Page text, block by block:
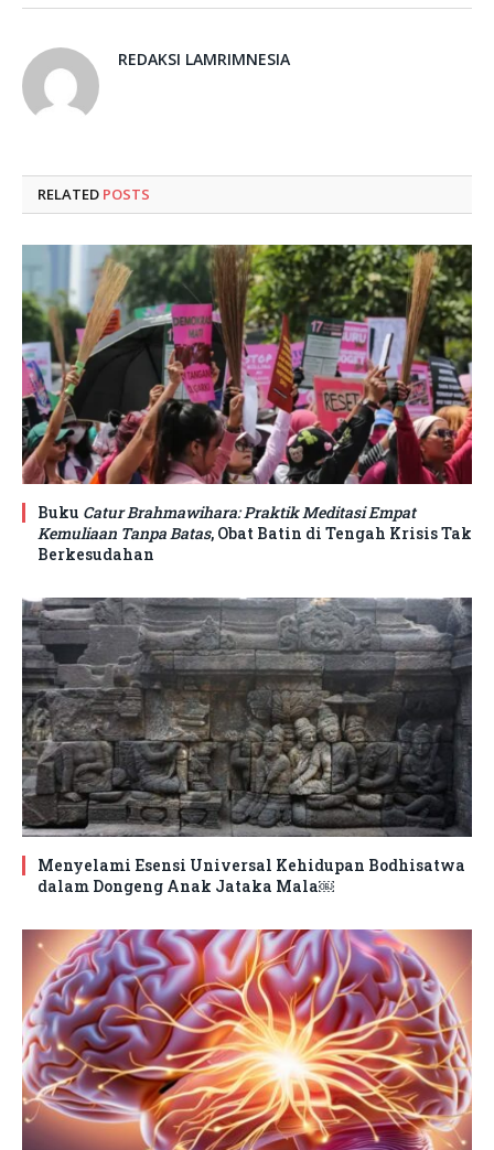
REDAKSI LAMRIMNESIA
RELATED POSTS
Buku Catur Brahmawihara: Praktik Meditasi Empat
Kemuliaan Tanpa Batas, Obat Batin di Tengah Krisis Tak
Berkesudahan
Menyelami Esensi Universal Kehidupan Bodhisatwa
dalam Dongeng Anak Jataka Mala￼